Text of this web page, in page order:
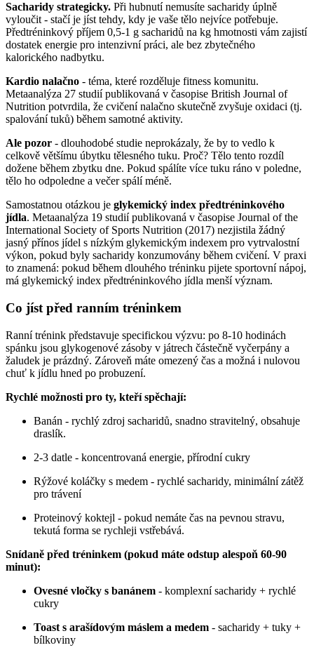
Sacharidy strategicky. Při hubnutí nemusíte sacharidy úplně
vyloučit - stačí je jíst tehdy, kdy je vaše tělo nejvíce potřebuje.
Předtréninkový příjem 0,5-1 g sacharidů na kg hmotnosti vám zajistí
dostatek energie pro intenzivní práci, ale bez zbytečného
kalorického nadbytku.
Kardio nalačno - téma, které rozděluje fitness komunitu.
Metaanalýza 27 studií publikovaná v časopise British Journal of
Nutrition potvrdila, že cvičení nalačno skutečně zvyšuje oxidaci (tj.
spalování tuků) během samotné aktivity.
Ale pozor - dlouhodobé studie neprokázaly, že by to vedlo k
celkově většímu úbytku tělesného tuku. Proč? Tělo tento rozdíl
dožene během zbytku dne. Pokud spálíte více tuku ráno v poledne,
tělo ho odpoledne a večer spálí méně.
Samostatnou otázkou je glykemický index předtréninkového
jídla. Metaanalýza 19 studií publikovaná v časopise Journal of the
International Society of Sports Nutrition (2017) nezjistila žádný
jasný přínos jídel s nízkým glykemickým indexem pro vytrvalostní
výkon, pokud byly sacharidy konzumovány během cvičení. V praxi
to znamená: pokud během dlouhého tréninku pijete sportovní nápoj,
má glykemický index předtréninkového jídla menší význam.
Co jíst před ranním tréninkem
Ranní trénink představuje specifickou výzvu: po 8-10 hodinách
spánku jsou glykogenové zásoby v játrech částečně vyčerpány a
žaludek je prázdný. Zároveň máte omezený čas a možná i nulovou
chuť k jídlu hned po probuzení.
Rychlé možnosti pro ty, kteří spěchají:
Banán - rychlý zdroj sacharidů, snadno stravitelný, obsahuje
draslík.
2-3 datle - koncentrovaná energie, přírodní cukry
Rýžové koláčky s medem - rychlé sacharidy, minimální zátěž
pro trávení
Proteinový koktejl - pokud nemáte čas na pevnou stravu,
tekutá forma se rychleji vstřebává.
Snídaně před tréninkem (pokud máte odstup alespoň 60-90
minut):
Ovesné vločky s banánem - komplexní sacharidy + rychlé
cukry
Toast s arašídovým máslem a medem - sacharidy + tuky +
bílkoviny